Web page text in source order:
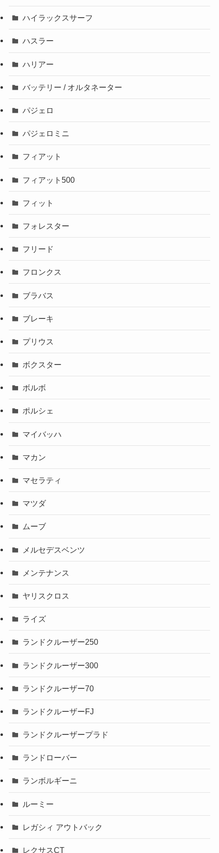
ハイラックスサーフ
ハスラー
ハリアー
バッテリー / オルタネーター
パジェロ
パジェロミニ
フィアット
フィアット500
フィット
フォレスター
フリード
フロンクス
ブラバス
ブレーキ
プリウス
ボクスター
ボルボ
ポルシェ
マイバッハ
マカン
マセラティ
マツダ
ムーブ
メルセデスベンツ
メンテナンス
ヤリスクロス
ライズ
ランドクルーザー250
ランドクルーザー300
ランドクルーザー70
ランドクルーザーFJ
ランドクルーザープラド
ランドローバー
ランボルギーニ
ルーミー
レガシィ アウトバック
レクサスCT